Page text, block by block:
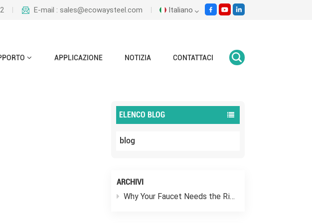
E-mail : sales@ecowaysteel.com Italiano
English
APPLICAZIONE NOTIZIA CONTATTACI
Vantaggi della valvola a globo
ELENCO BLOG
blog
ARCHIVI
Why Your Faucet Needs the Right “Outfit”